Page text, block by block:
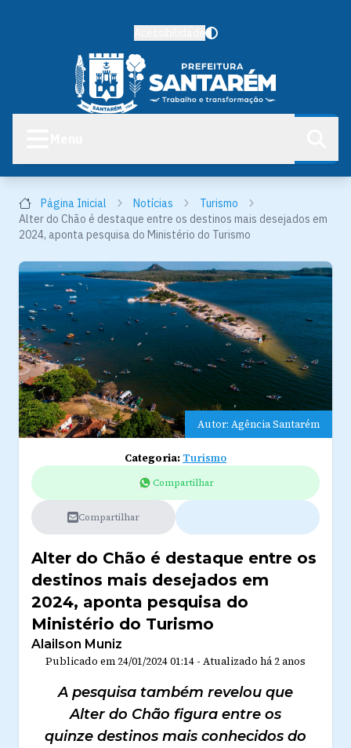
Página Inicial Notícias
Turismo
Alter do Chão é destaque entre os destinos mais desejados em
2024, aponta pesquisa do Ministério do Turismo
Autor: Agência Santarém
Categoria: Turismo
Compartilhar
Compartilhar
Alter do Chão é destaque entre os
destinos mais desejados em
2024, aponta pesquisa do
Ministério do Turismo
Alailson Muniz
Publicado em 24/01/2024 01:14 - Atualizado há 2 anos
A pesquisa também revelou que
Alter do Chão figura entre os
quinze destinos mais conhecidos do